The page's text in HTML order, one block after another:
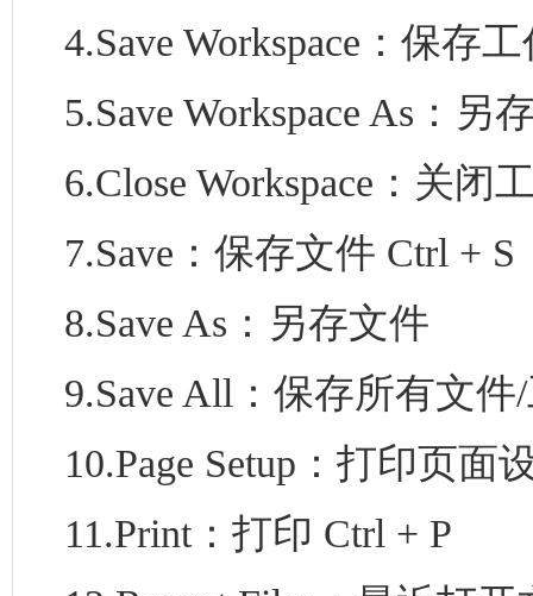
4.Save Workspace：保存
5.Save Workspace As：另
6.Close Workspace：关闭
7.Save：保存文件 Ctrl + S
8.Save As：另存文件
9.Save All：保存所有文件
10.Page Setup：打印页面
11.Print：打印 Ctrl + P